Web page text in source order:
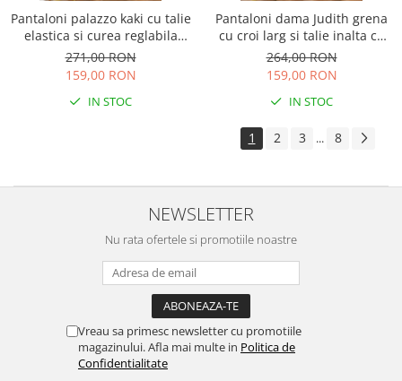
Pantaloni palazzo kaki cu talie
elastica si curea reglabila
Savannah
271,00 RON
159,00 RON
IN STOC
Pantaloni dama Judith grena
cu croi larg si talie inalta cu
curea
264,00 RON
159,00 RON
IN STOC
1 2 3 ... 8
NEWSLETTER
Nu rata ofertele si promotiile noastre
Vreau sa primesc newsletter cu promotiile
magazinului. Afla mai multe in Politica de
Confidentialitate